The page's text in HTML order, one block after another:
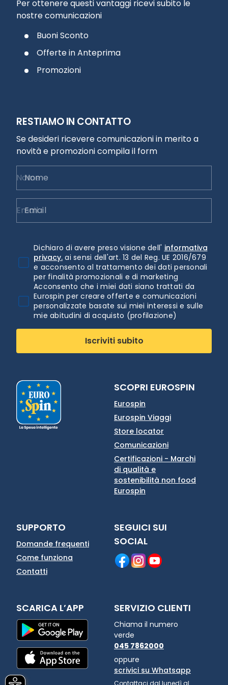
Per ottenere questi vantaggi ricevi subito le
nostre comunicazioni
Buoni Sconto
Offerte in Anteprima
Promozioni
RESTIAMO IN CONTATTO
Se desideri ricevere comunicazioni in merito a
novità e promozioni compila il form
Nome
Email
Dichiaro di avere preso visione dell' informativa
privacy. ai sensi dell'art. 13 del Reg. UE 2016/679
e acconsento al trattamento dei dati personali
per finalità promozionali e di marketing
Acconsento che i miei dati siano trattati da
Eurospin per creare offerte e comunicazioni
personalizzate basate sui miei interessi e sulle
mie abitudini di acquisto (profilazione)
Iscriviti subito
SCOPRI EUROSPIN
Eurospin
Eurospin Viaggi
Store locator
Comunicazioni
Certificazioni - Marchi
di qualità e
sostenibilità non food
Eurospin
SUPPORTO
Domande frequenti
Come funziona
Contatti
SEGUICI SUI
SOCIAL
SCARICA L’APP SERVIZIO CLIENTI
Chiama il numero
verde
045 7862000
oppure
scrivici su Whatsapp
Contattaci dal lunedì al